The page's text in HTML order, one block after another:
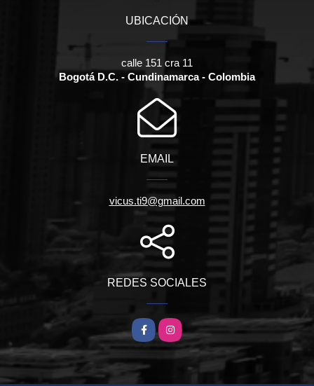
UBICACIÓN
calle 151 cra 11
Bogotá D.C. - Cundinamarca - Colombia
EMAIL
vicus.ti9@gmail.com
REDES SOCIALES
FacebookInstagram